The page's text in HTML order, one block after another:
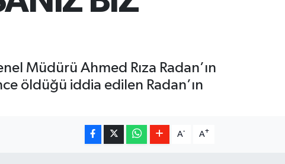
Müdürü Ahmed Rıza Radan’ın
öldüğü iddia edilen Radan’ın
A- A+